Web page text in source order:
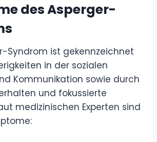
des Asperger-
Syndrom ist gekennzeichnet
in der sozialen
Kommunikation sowie durch
und fokussierte
medizinischen Experten sind